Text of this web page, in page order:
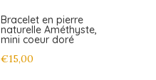
Bracelet en pierre
naturelle Améthyste,
mini coeur doré
€15,00